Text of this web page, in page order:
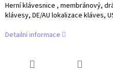
Herní klávesnice , membránový,
klávesy, DE/AU lokalizace kláves,
Detailní informace